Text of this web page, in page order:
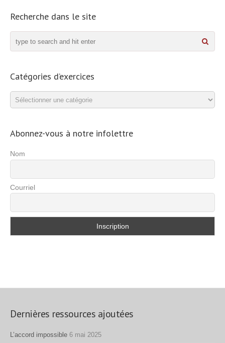
Recherche dans le site
Catégories d’exercices
Catégories
d’exercices
Abonnez-vous à notre infolettre
Nom
Courriel
Dernières ressources ajoutées
L’accord impossible 6 mai 2025